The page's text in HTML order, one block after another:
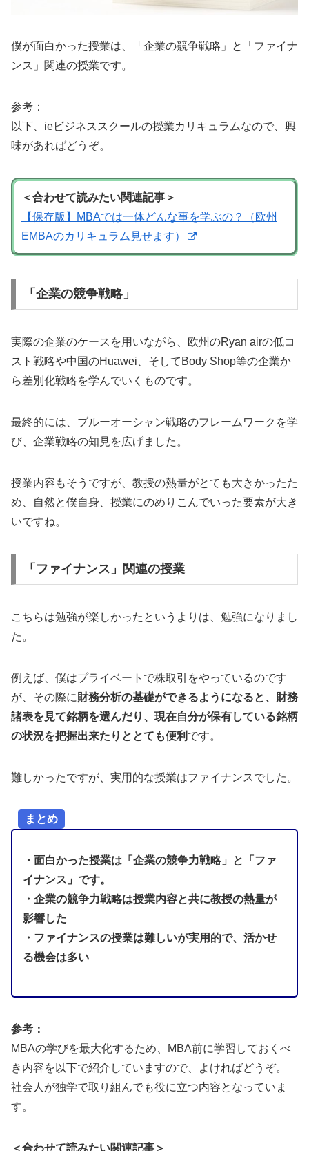
僕が面白かった授業は、「企業の競争戦略」と「ファイナ
ンス」関連の授業です。
参考：
以下、ieビジネススクールの授業カリキュラムなので、興
味があればどうぞ。
＜合わせて読みたい関連記事＞
【保存版】MBAでは一体どんな事を学ぶの？（欧州
EMBAのカリキュラム見せます）
「企業の競争戦略」
実際の企業のケースを用いながら、欧州のRyan airの低コ
スト戦略や中国のHuawei、そしてBody Shop等の企業か
ら差別化戦略を学んでいくものです。
最終的には、ブルーオーシャン戦略のフレームワークを学
び、企業戦略の知見を広げました。
授業内容もそうですが、教授の熱量がとても大きかったた
め、自然と僕自身、授業にのめりこんでいった要素が大き
いですね。
「ファイナンス」関連の授業
こちらは勉強が楽しかったというよりは、勉強になりまし
た。
例えば、僕はプライベートで株取引をやっているのです
が、その際に財務分析の基礎ができるようになると、財務
諸表を見て銘柄を選んだり、現在自分が保有している銘柄
の状況を把握出来たりととても便利 です。
難しかったですが、実用的な授業はファイナンスでした。
まとめ
・面白かった授業は「企業の競争力戦略」と「ファ
イナンス」です。
・企業の競争力戦略は授業内容と共に教授の熱量が
影響した
・ファイナンスの授業は難しいが実用的で、活かせ
る機会は多い
参考：
MBAの学びを最大化するため、MBA前に学習しておくべ
き内容を以下で紹介していますので、よければどうぞ。
社会人が独学で取り組んでも役に立つ内容となっていま
す。
＜合わせて読みたい関連記事＞